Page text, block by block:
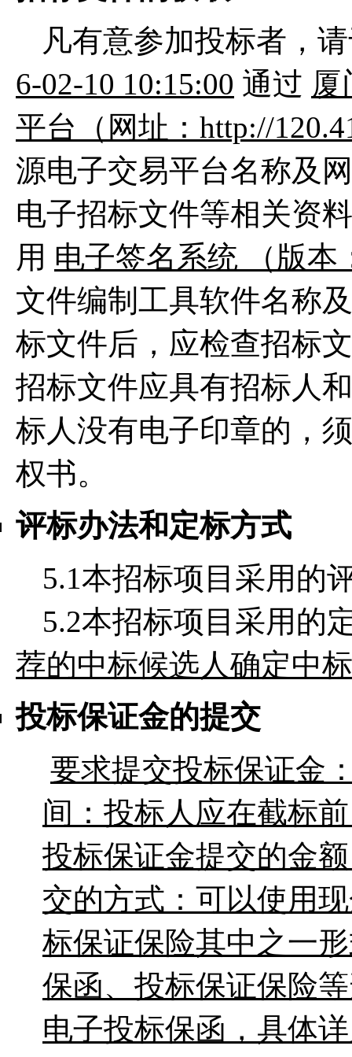
凡有意参加投标者，
6-02-10 10:15:00 通过 厦
平台（网址：http://
源电子交易平台名称及
电子招标文件等相关资
用 电子签名系统 （版本
文件编制工具软件名称
标文件后，应检查招标
招标文件应具有招标人
标人没有电子印章的，
权书。
评标办法和定标方式
5.1本招标项目采用的
5.2本招标项目采用的
荐的中标候选人确定中
投标保证金的提交
要求提交投标保证金
间：投标人应在截标
投标保证金提交的金
交的方式：可以使用
标保证保险其中之一
保函、投标保证保险
电子投标保函，具体